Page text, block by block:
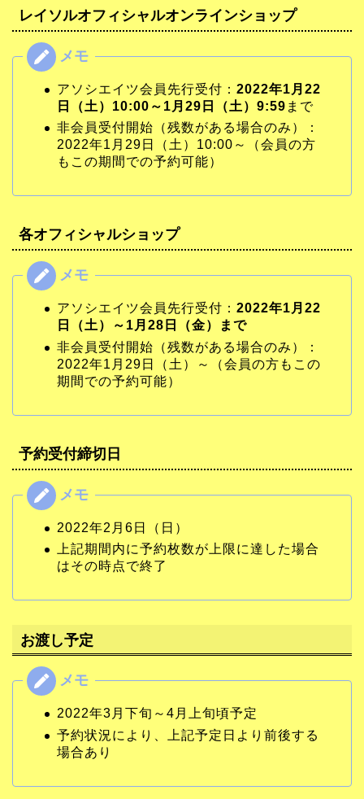
レイソルオフィシャルオンラインショップ
アソシエイツ会員先行受付： 2022年1月22
日（土）10:00～1月29日（土）9:59 まで
非会員受付開始（残数がある場合のみ）：
2022年1月29日（土）10:00～（会員の方
もこの期間での予約可能）
各オフィシャルショップ
アソシエイツ会員先行受付： 2022年1月22
日（土）～1月28日（金）まで
非会員受付開始（残数がある場合のみ）：
2022年1月29日（土）～（会員の方もこの
期間での予約可能）
予約受付締切日
2022年2月6日（日）
上記期間内に予約枚数が上限に達した場合
はその時点で終了
お渡し予定
2022年3月下旬～4月上旬頃予定
予約状況により、上記予定日より前後する
場合あり